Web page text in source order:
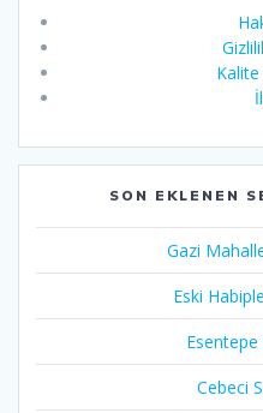
SON EKLENEN
Gazi
Eski
Esentepe
Cebeci